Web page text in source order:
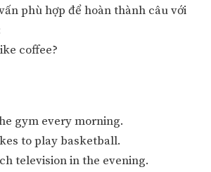
phù hợp để hoàn thành câu với
coffee?
gym every morning.
to play basketball.
television in the evening.